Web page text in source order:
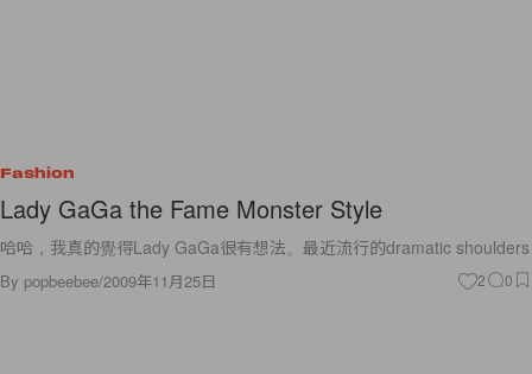
Fashion
Lady GaGa the Fame Monster Style
哈哈，我真的覺得Lady GaGa很有想法。最近流行的dramatic shoulders
By popbeebee/2009年11月25日 2 0